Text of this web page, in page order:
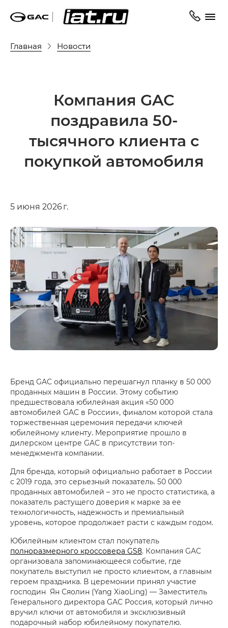
Главная Новости
Компания GAC
поздравила 50-
тысячного клиента с
покупкой автомобиля
5 июня 2026 г.
Бренд GAC официально перешагнул планку в 50 000
проданных машин в России. Этому событию
предшествовала юбилейная акция «50 000
автомобилей GAC в России», финалом которой стала
торжественная церемония передачи ключей
юбилейному клиенту. Мероприятие прошло в
дилерском центре GAC в присутствии топ-
менеджмента компании.
Для бренда, который официально работает в России
с 2019 года, это серьезный показатель. 50 000
проданных автомобилей – это не просто статистика, а
показатель растущего доверия к марке за ее
технологичность, надежность и премиальный
уровень, которое продолжает расти с каждым годом.
Юбилейным клиентом стал покупатель
полноразмерного кроссовера GS8. Компания GAC
организовала запоминающееся событие, где
покупатель выступил не просто клиентом, а главным
героем праздника. В церемонии принял участие
господин Ян Сяолин (Yang XiaoLing) — Заместитель
Генерального директора GAC Россия, который лично
вручил ключи от автомобиля и эксклюзивный
подарочный набор юбилейному покупателю.